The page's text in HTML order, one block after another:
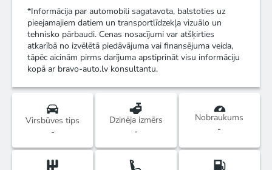
*Informācija par automobili sagatavota, balstoties uz
pieejamajiem datiem un transportlīdzekļa vizuālo un
tehnisko pārbaudi. Cenas nosacījumi var atšķirties
atkarībā no izvēlētā piedāvājuma vai finansējuma veida,
tāpēc aicinām pirms darījuma apstiprināt visu informāciju
kopā ar bravo-auto.lv konsultantu.
Virsbūves tips
-
Dzinēja izmērs
-
Nobraukums
-